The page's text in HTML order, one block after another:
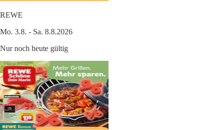
REWE
Mo. 3.8. - Sa. 8.8.2026
Nur noch heute gültig